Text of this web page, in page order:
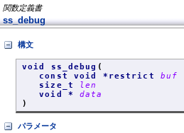
関数定義書
ss_debug
構文
void ss_debug (
const void *restrict buf
size_t
len
void *data
)
パラメータ